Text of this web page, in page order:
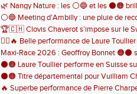
Pontcharra 📅 Samedi 13 juin 2026
🌿 Nangy Nature : les ⚪️🔵 et les ⚫️🟠
⚪️🔵 Meeting d’Ambilly : une pluie de
athlètes de l’EAA ! ⚫️🟠
🏆🇨🇭 Clovis Chaverot s’impose sur le
🏃‍♀️🔥 Belle performance de Laure
! 🔥🏃‍♀️
Maxi-Race 2026 : Geoffroy Bonnet 🟠⚫️
en catégorie M0 sur le Tour du Lac 100
⚫️🟠 Laure Toullier performe en Suisse
⚫️🟠 Titre départemental pour Vuilliam
🔥 Superbe performance de Pierre